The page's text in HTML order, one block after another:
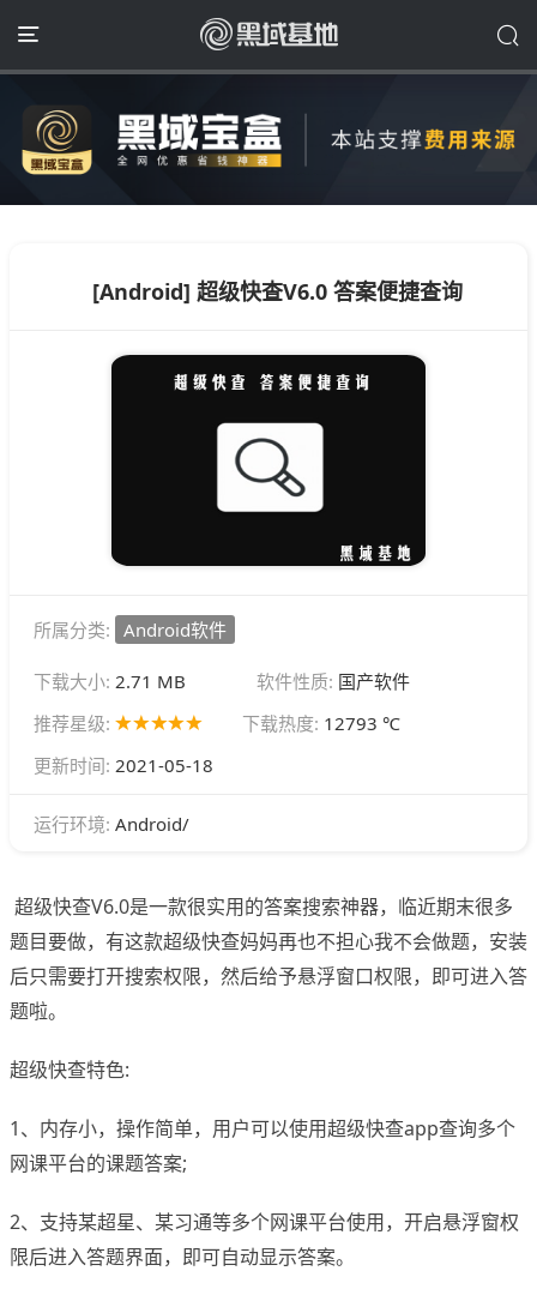
[Android] 超级快查V6.0 答案便捷查询
所属分类: Android软件
下载大小: 2.71 MB 软件性质: 国产软件
推荐星级:
下载热度: 12793 ℃
更新时间: 2021-05-18
运行环境: Android/
超级快查V6.0是一款很实用的答案搜索神器，临近期末很多
题目要做，有这款超级快查妈妈再也不担心我不会做题，安装
后只需要打开搜索权限，然后给予悬浮窗口权限，即可进入答
题啦。
超级快查特色:
1、内存小，操作简单，用户可以使用超级快查app查询多个
网课平台的课题答案;
2、支持某超星、某习通等多个网课平台使用，开启悬浮窗权
限后进入答题界面，即可自动显示答案。